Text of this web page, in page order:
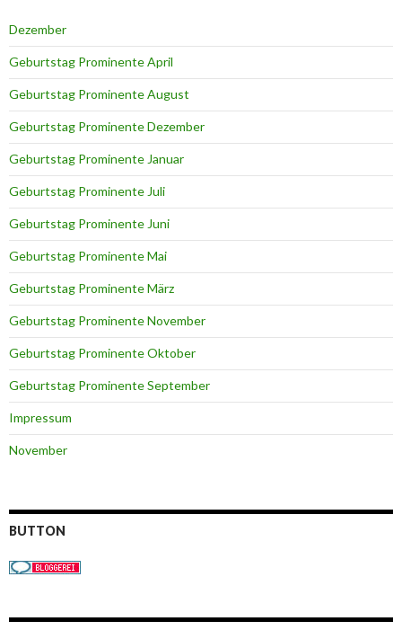
Dezember
Geburtstag Prominente April
Geburtstag Prominente August
Geburtstag Prominente Dezember
Geburtstag Prominente Januar
Geburtstag Prominente Juli
Geburtstag Prominente Juni
Geburtstag Prominente Mai
Geburtstag Prominente März
Geburtstag Prominente November
Geburtstag Prominente Oktober
Geburtstag Prominente September
Impressum
November
BUTTON